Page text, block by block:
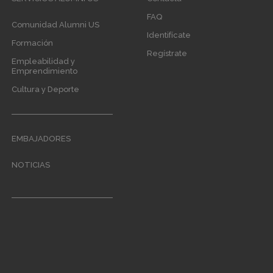
Comunidad Alumni US
Formación
Empleabilidad y
Emprendimiento
Cultura y Deporte
EMBAJADORES
NOTICIAS
menu
FAQ
Identifícate
Regístrate